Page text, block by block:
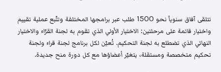
تتلقى آفاق سنوياً نحو 1500 طلب عبر برامجها المختلفة وتتّبع عملية تقييم
واختيار قائمة على مرحلتين: الاختيار الأولي الذي تقوم به لجنة القرّاء والاختيار
النهائي الذي تضطلع به لجنة التحكيم. تُعيّن لكل برنامج لجنة قراء ولجنة
تحكيم متخصصة ومستقلة، يتغيّر أعضاؤها مع كل دورة منح جديدة.